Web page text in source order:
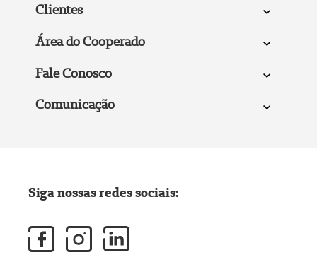
Clientes
Área do Cooperado
Fale Conosco
Comunicação
Siga nossas redes sociais: